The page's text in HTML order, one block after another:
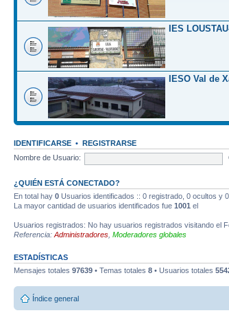
IES
IESO Val de
IDENTIFICARSE • REGISTRARSE
Nombre de Usuario:
¿QUIÉN ESTÁ CONECTADO?
En total hay 0 Usuarios identificados :: 0 registrado, 0 ocultos y
La mayor cantidad de usuarios identificados fue 1001 el
Usuarios registrados: No hay usuarios registrados visitando el
Referencia: Administradores Moderadores globales
ESTADÍSTICAS
Mensajes totales 97639 • Temas totales 8 • Usuarios totales
Índice general